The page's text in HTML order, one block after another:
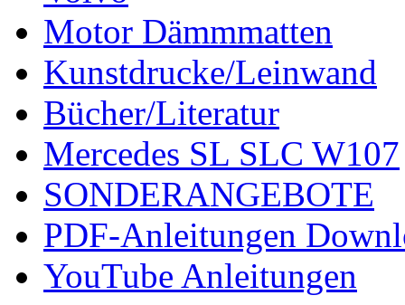
Motor Dämmmatten
Kunstdrucke/Leinwand
Bücher/Literatur
Mercedes SL SLC W107
SONDERANGEBOTE
PDF-Anleitungen
YouTube Anleitungen